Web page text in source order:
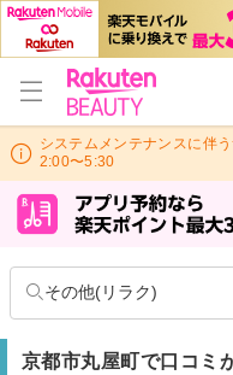
システムメンテナンスに伴
2:00〜5:30
その他(リラク)
京都市丸屋町で口コミ